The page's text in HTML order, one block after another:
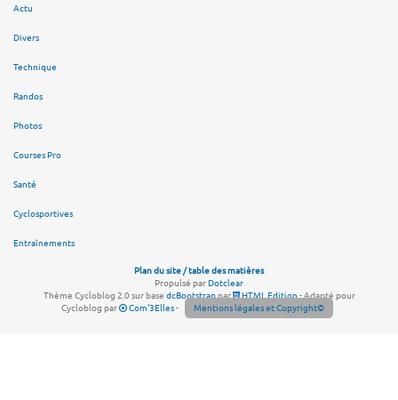
Actu
Divers
Technique
Randos
Photos
Courses Pro
Santé
Cyclosportives
Entraînements
Plan du site / table des matières
Propulsé parDotclear
Thème Cycloblog 2.0 sur base dcBootstrappar HTML Edition- Adapté pour
Cycloblog par
Com'3Elles- Mentions légales et Copyright©